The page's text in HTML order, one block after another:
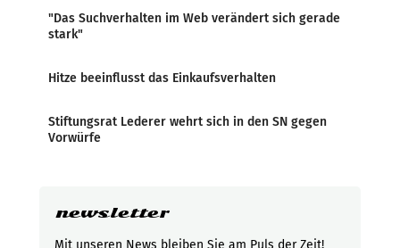
"Das Suchverhalten im Web verändert sich gerade
stark"
Hitze beeinflusst das Einkaufsverhalten
Stiftungsrat Lederer wehrt sich in den SN gegen
Vorwürfe
newsletter
Mit unseren News bleiben Sie am Puls der Zeit!